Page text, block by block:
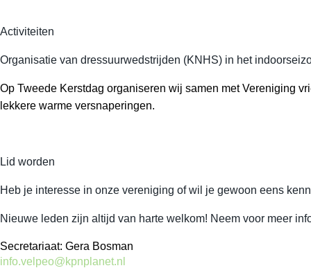
Activiteiten
Organisatie van dressuurwedstrijden (KNHS) in het
Op Tweede Kerstdag organiseren wij samen met Vereniging
lekkere warme versnaperingen.
Lid worden
Heb je interesse in onze vereniging of wil je gewoon eens
Nieuwe leden zijn altijd van harte welkom! Neem voor meer
Secretariaat: Gera Bosman
info.velpeo@kpnplanet.nl